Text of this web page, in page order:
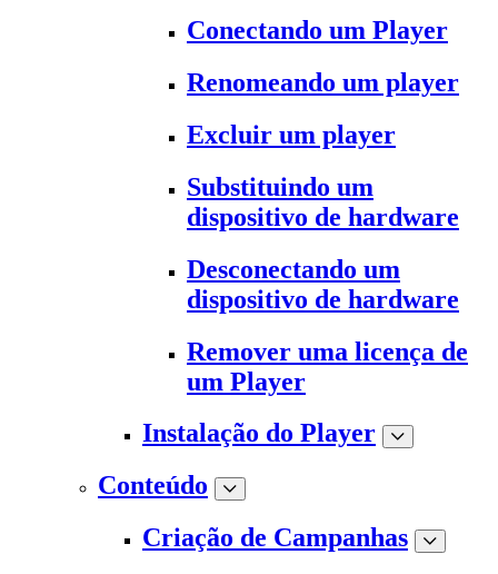
Conectando um Player
Renomeando um player
Excluir um player
Substituindo um
dispositivo de hardware
Desconectando um
dispositivo de hardware
Remover uma licença de
um Player
Instalação do Player
Conteúdo
Criação de Campanhas